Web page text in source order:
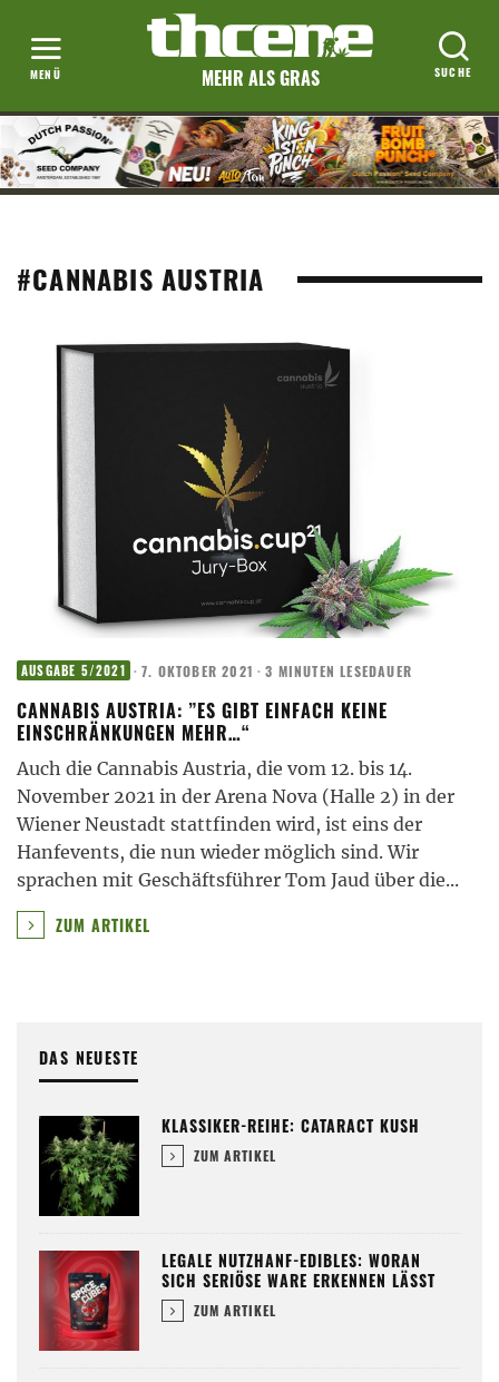
MEHR ALS GRAS
#CANNABIS AUSTRIA
AUSGABE 5/2021 · 7. OKTOBER 2021 · 3 MINUTEN LESEDAUER
CANNABIS AUSTRIA: ”ES GIBT EINFACH KEINE
EINSCHRÄNKUNGEN MEHR…“
Auch die Cannabis Austria, die vom 12. bis 14.
November 2021 in der Arena Nova (Halle 2) in der
Wiener Neustadt stattfinden wird, ist eins der
Hanfevents, die nun wieder möglich sind. Wir
sprachen mit Geschäftsführer Tom Jaud über die...
ZUM ARTIKEL
DAS NEUESTE
KLASSIKER-REIHE: CATARACT KUSH
ZUM ARTIKEL
LEGALE NUTZHANF-EDIBLES: WORAN
SICH SERIÖSE WARE ERKENNEN LÄSST
ZUM ARTIKEL